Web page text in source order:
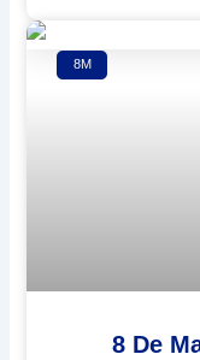
8M
8 De